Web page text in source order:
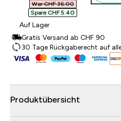
War CHF 36.00‎
Spare CHF 5.40‎
Auf Lager
Gratis Versand ab CHF 90
30 Tage Rückgaberecht auf
Produktübersicht